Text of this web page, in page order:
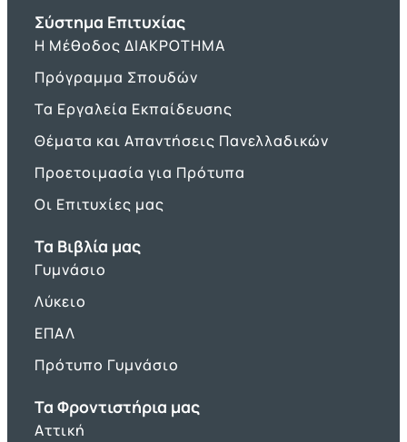
Σύστημα Επιτυχίας
Η Μέθοδος ΔΙΑΚΡΟΤΗΜΑ
Πρόγραμμα Σπουδών
Τα Εργαλεία Εκπαίδευσης
Θέματα και Απαντήσεις Πανελλαδικών
Προετοιμασία για Πρότυπα
Οι Επιτυχίες μας
Τα Βιβλία μας
Γυμνάσιο
Λύκειο
ΕΠΑΛ
Πρότυπο Γυμνάσιο
Τα Φροντιστήρια μας
Αττική